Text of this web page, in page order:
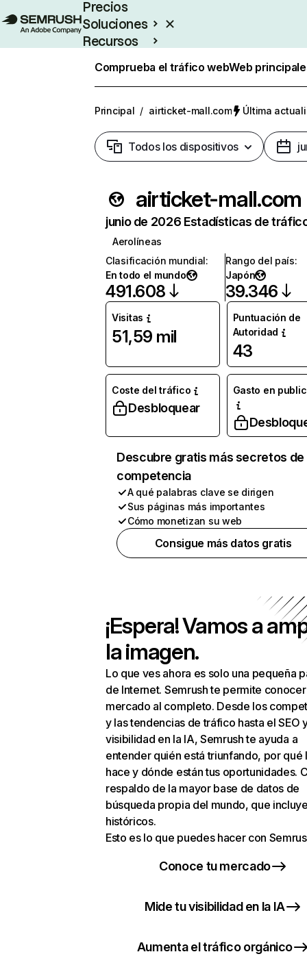
Precios
Soluciones
Recursos
Comprueba el tráfico webWeb
Principal / airticket-mall.com Última
Todos los dispositivos
airticket-mall.com
junio de 2026 Estadísticas de
Aerolíneas
Clasificación mundial:
En todo el mundo
491.608
Rango del país:
Japón
39.346
Visitas
51,59 mil
Puntuación de
Autoridad
43
Coste del tráfico
Desbloquear
Gasto en
Descubre gratis más secretos de
competencia
A qué palabras clave se dirigen
Sus páginas más importantes
Cómo monetizan su web
Consigue más datos gratis
¡Espera! Vamos a
la imagen.
Lo que ves ahora es solo una pequeña
de Internet. Semrush te permite
mercado al completo. Desde los
y las tendencias de tráfico hasta el SEO
visibilidad en la IA, Semrush te ayuda a
entender quién está triunfando, por qué
hace y dónde están tus oportunidades.
respaldo de la mayor base de datos de
búsqueda propia del mundo, que
históricos.
Esto es lo que puedes hacer con
Conoce tu mercado
Mide tu visibilidad en la IA
Aumenta el tráfico orgánico